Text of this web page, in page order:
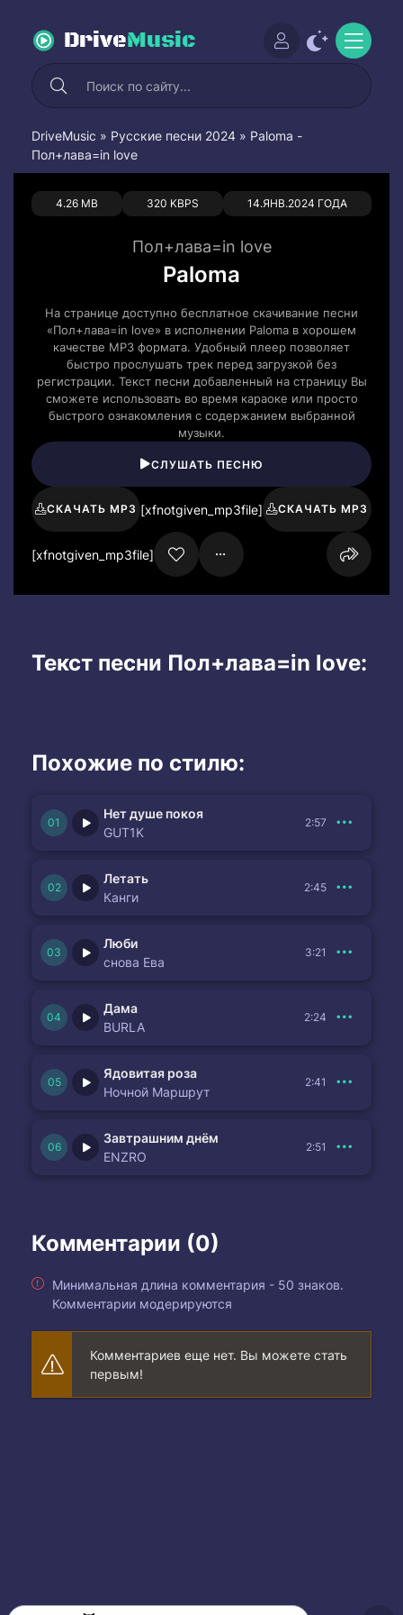
DriveMusic
DriveMusic » Русские песни 2024 » Paloma -
Пол+лава=in love
4.26 MB 320 KBPS 14.ЯНВ.2024 ГОДА
0 0
Пол+лава=in love
Paloma
На странице доступно бесплатное скачивание песни
«Пол+лава=in love» в исполнении Paloma в хорошем
качестве MP3 формата. Удобный плеер позволяет
быстро прослушать трек перед загрузкой без
регистрации. Текст песни добавленный на страницу Вы
сможете использовать во время караоке или просто
быстрого ознакомления с содержанием выбранной
музыки.
СЛУШАТЬ ПЕСНЮ
СКАЧАТЬ MP3 [xfnotgiven_mp3file] СКАЧАТЬ MP3
[xfnotgiven_mp3file]
Текст песни Пол+лава=in love:
Похожие по стилю:
Нет душе покоя
GUT1K
2:57
Летать
Канги
2:45
Люби
снова Ева
3:21
Дама
BURLA
2:24
Ядовитая роза
Ночной Маршрут
2:41
Завтрашним днём
ENZRO
2:51
Комментарии (0)
Минимальная длина комментария - 50 знаков.
Комментарии модерируются
Комментариев еще нет. Вы можете стать
первым!